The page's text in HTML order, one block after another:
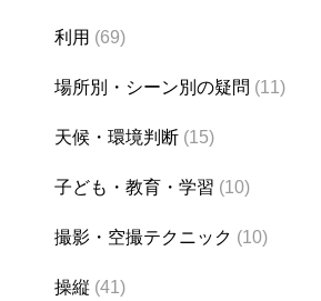
利用 (69)
場所別・シーン別の疑問 (11)
天候・環境判断 (15)
子ども・教育・学習 (10)
撮影・空撮テクニック (10)
操縦 (41)